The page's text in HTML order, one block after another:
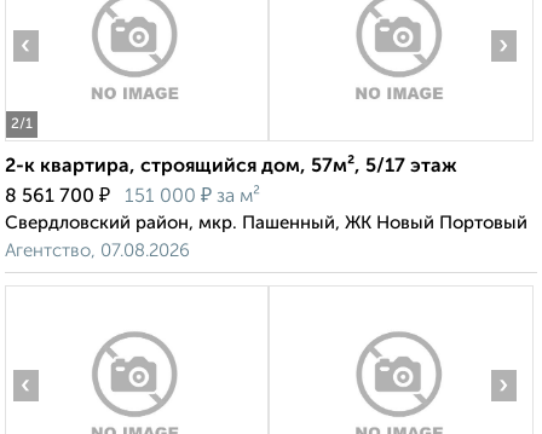
2/1
‹ ›
2-к квартира, строящийся дом, 57м², 5/17 этаж
8 561 700 ₽ 151 000 ₽ за м²
Свердловский район, мкр. Пашенный, ЖК Новый Портовый
Агентство, 07.08.2026
‹ ›